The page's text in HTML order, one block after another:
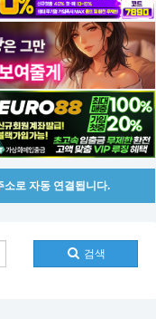
소로 자동 연결됩니다.
검색